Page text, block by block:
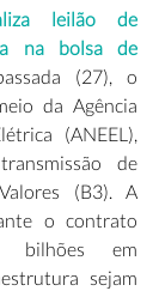
leilão de
na bolsa de
(27), o
da Agência
(ANEEL),
de
(B3). A
o contrato
em
sejam